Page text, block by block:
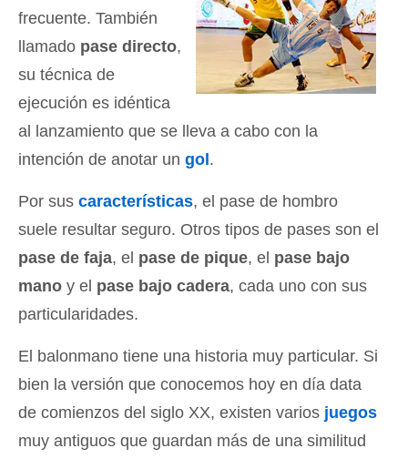
frecuente. También
llamado pase directo,
su técnica de
ejecución es idéntica
al lanzamiento que se lleva a cabo con la
intención de anotar un gol .
Por sus características, el pase de hombro
suele resultar seguro. Otros tipos de pases son el
pase de faja, el pase de pique, el pase bajo
mano y el pase bajo cadera, cada uno con sus
particularidades.
El balonmano tiene una historia muy particular. Si
bien la versión que conocemos hoy en día data
de comienzos del siglo XX, existen varios juegos
muy antiguos que guardan más de una similitud